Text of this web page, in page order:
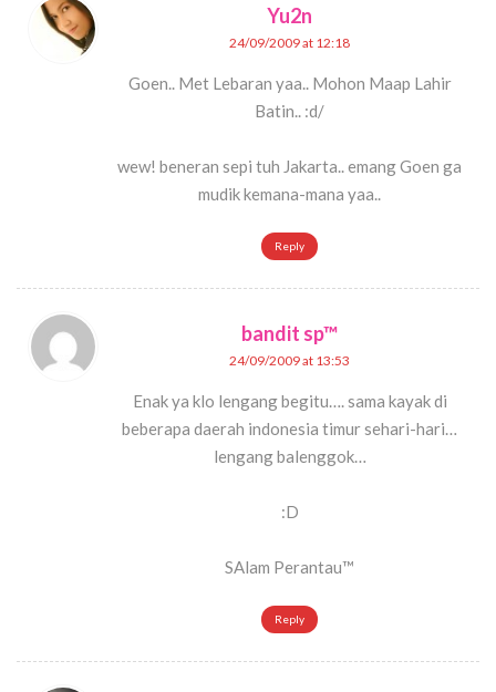
Yu2n
24/09/2009 at 12:18
Goen.. Met Lebaran yaa.. Mohon Maap Lahir
Batin.. :d/
wew! beneran sepi tuh Jakarta.. emang Goen ga
mudik kemana-mana yaa..
Reply
bandit sp™
24/09/2009 at 13:53
Enak ya klo lengang begitu…. sama kayak di
beberapa daerah indonesia timur sehari-hari…
lengang balenggok…
:D
SAlam Perantau™
Reply